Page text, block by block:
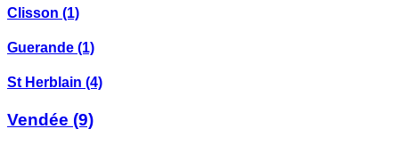
Clisson (1)
Guerande (1)
St Herblain (4)
Vendée (9)